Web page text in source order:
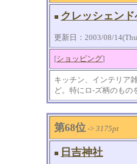
■ クレッシェン
更新日：2003/08/
[ショッピング]
キッチン、インテリア
ど。特にロ-ズ柄のもの
第68位 ->3175pt
■ 日吉神社